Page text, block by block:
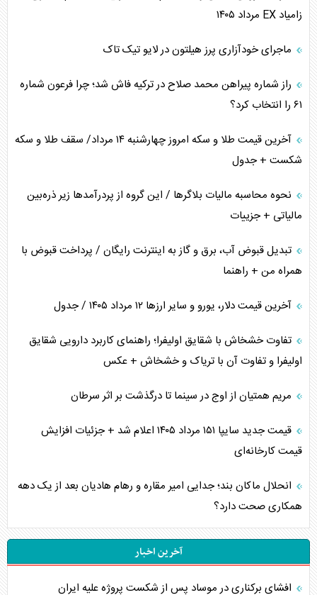
چرا کویت به دنبال شریک امنیتی جدید است؟
اعتراف غرب به قدرت ایران در تثبیت معادلات
خطای راهبردی ترامپ مقابل برزیل
زامیاد EX مرداد ۱۴۰۵
ماجرای خودآزاری پرز هیلتون در لایو تیک تاک
راز شماره پیراهن محمد صلاح در ترکیه فاش شد؛ چرا فرعون شماره
۶۱ را انتخاب کرد؟
آخرین قیمت طلا و سکه امروز چهارشنبه ۱۴ مرداد/ سقف طلا و سکه
شکست + جدول
نحوه محاسبه مالیات بلاگر‌ها / این گروه از پردرآمد‌ها زیر ذره‌بین
مالیاتی + جزییات
تبدیل قبوض آب، برق و گاز به اینترنت رایگان / پرداخت قبوض با
همراه من + راهنما
آخرین قیمت دلار، یورو و سایر ارز‌ها ۱۲ مرداد ۱۴۰۵ / جدول
تفاوت خشخاش با شقایق اولیفرا؛ راهنمای کاربرد دارویی شقایق
اولیفرا و تفاوت آن با تریاک و خشخاش + عکس
مریم همتیان از اوج در سینما تا درگذشت بر اثر سرطان
قیمت جدید سایپا ۱۵۱ مرداد ۱۴۰۵ اعلام شد + جزئیات افزایش
قیمت کارخانه‌ای
انحلال ماکان بند؛ جدایی امیر مقاره و رهام هادیان بعد از یک دهه
همکاری صحت دارد؟
آخرین اخبار
افشای برکناری در موساد پس از شکست پروژه علیه ایران